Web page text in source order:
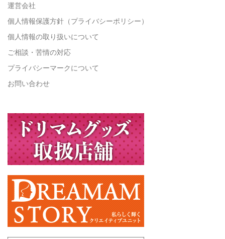
運営会社
個人情報保護方針（プライバシーポリシー）
個人情報の取り扱いについて
ご相談・苦情の対応
プライバシーマークについて
お問い合わせ